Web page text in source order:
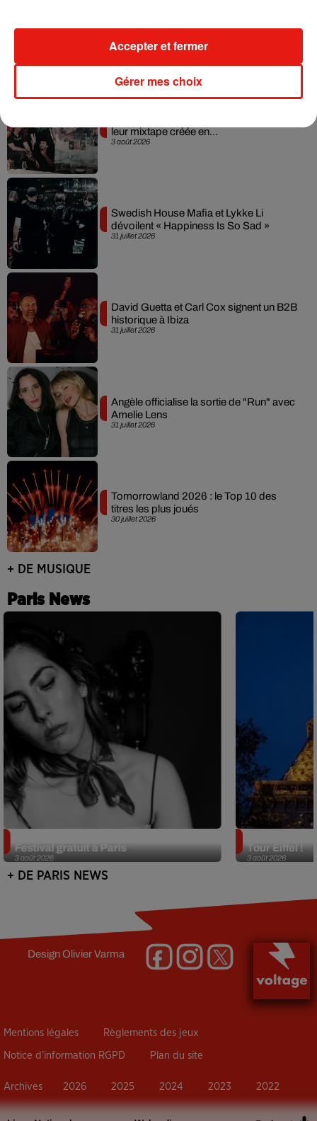
6 août 2026
3 août 2026
leur mixtape créée en...
31 juillet 2026
Swedish House Mafia et Lykke Li
dévoilent « Happiness Is So Sad »
31 juillet 2026
David Guetta et Carl Cox signent un B2B
historique à Ibiza
31 juillet 2026
Angèle officialise la sortie de "Run" avec
Amelie Lens
30 juillet 2026
Tomorrowland 2026 : le Top 10 des
titres les plus joués
+ DE MUSIQUE
Paris News
3 août 2026
Festival gratuit à Paris
3 août 2026
Tour Eiffel !
+ DE PARIS NEWS
DesignOlivier Varma
Mentions légales Règlements des jeux
Notice d’information RGPD Plan du site
Archives 2026 2025 2024 2023 2022
Gérer mes choix
Accepter et fermer